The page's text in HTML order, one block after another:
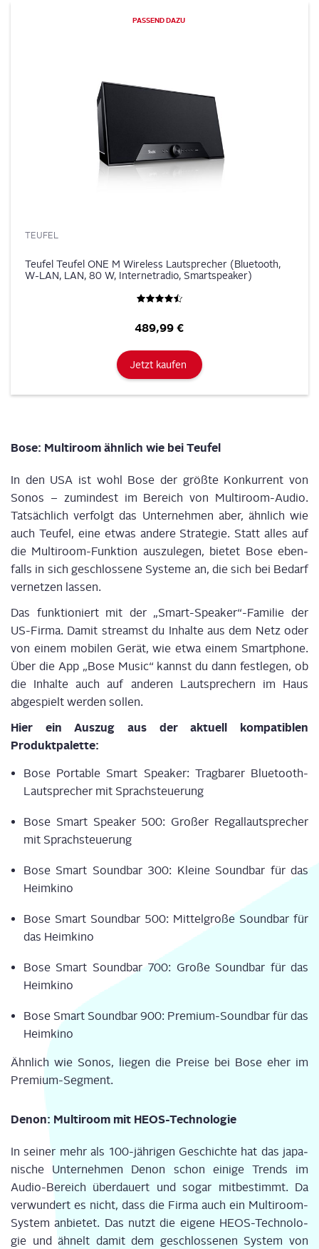
PAS­SEND DAZU
TEUFEL
Teufel Teufel ONE M Wireless Lautsprecher (Bluetooth,
W-LAN, LAN, 80 W, Internetradio, Smartspeaker)
489,99 €
Jetzt kaufen
Bose: Mul­ti­room ähn­lich wie bei Teufel
In den USA ist wohl Bose der größ­te Kon­kur­rent von
Sonos – zumin­dest im Bereich von Mul­ti­room-Audio.
Tat­säch­lich ver­folgt das Unter­neh­men aber, ähn­lich wie
auch Teu­fel, eine etwas ande­re Stra­te­gie. Statt alles auf
die Mul­ti­room-Funk­ti­on aus­zu­le­gen, bie­tet Bose eben­
falls in sich geschlos­se­ne Sys­te­me an, die sich bei Bedarf
ver­net­zen lassen.
Das funk­tio­niert mit der „Smart-Speaker“-Familie der
US-Fir­ma. Damit stream­st du Inhal­te aus dem Netz oder
von einem mobi­len Gerät, wie etwa einem Smart­phone.
Über die App „Bose Music“ kannst du dann fest­le­gen, ob
die Inhal­te auch auf ande­ren Laut­spre­chern im Haus
abge­spielt wer­den sollen.
Hier ein Aus­zug aus der aktu­ell kom­pa­ti­blen
Produktpalette:
Bose Por­ta­ble Smart Spea­k­er: Trag­ba­rer Blue­tooth-
Laut­spre­cher mit Sprachsteuerung
Bose Smart Spea­k­er 500: Gro­ßer Regal­laut­spre­cher
mit Sprachsteuerung
Bose Smart Sound­bar 300: Klei­ne Sound­bar für das
Heimkino
Bose Smart Sound­bar 500: Mit­tel­gro­ße Sound­bar für
das Heimkino
Bose Smart Sound­bar 700: Gro­ße Sound­bar für das
Heimkino
Bose Smart Sound­bar 900: Pre­mi­um-Sound­bar für das
Heimkino
Ähn­lich wie Sonos, lie­gen die Prei­se bei Bose eher im
Premium-Segment.
Denon: Mul­ti­room mit HEOS-Technologie
In sei­ner mehr als 100-jäh­ri­gen Geschich­te hat das japa­
ni­sche Unter­neh­men Denon schon eini­ge Trends im
Audio-Bereich über­dau­ert und sogar mit­be­stimmt. Da
ver­wun­dert es nicht, dass die Fir­ma auch ein Mul­ti­room-
Sys­tem anbie­tet. Das nutzt die eige­ne HEOS-Tech­no­lo­
gie und ähnelt damit dem geschlos­se­nen Sys­tem von